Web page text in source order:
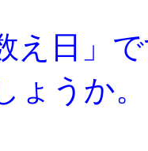
日」
ょうか。